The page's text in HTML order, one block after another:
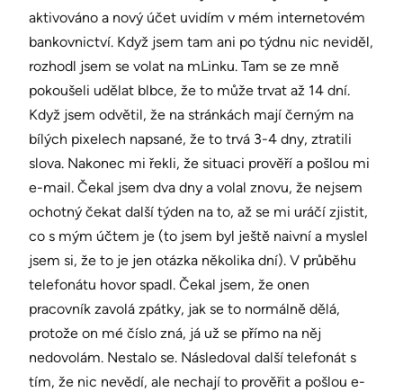
aktivováno a nový účet uvidím v mém internetovém
bankovnictví. Když jsem tam ani po týdnu nic neviděl,
rozhodl jsem se volat na mLinku. Tam se ze mně
pokoušeli udělat blbce, že to může trvat až 14 dní.
Když jsem odvětil, že na stránkách mají černým na
bílých pixelech napsané, že to trvá 3-4 dny, ztratili
slova. Nakonec mi řekli, že situaci prověří a pošlou mi
e-mail. Čekal jsem dva dny a volal znovu, že nejsem
ochotný čekat další týden na to, až se mi uráčí zjistit,
co s mým účtem je (to jsem byl ještě naivní a myslel
jsem si, že to je jen otázka několika dní). V průběhu
telefonátu hovor spadl. Čekal jsem, že onen
pracovník zavolá zpátky, jak se to normálně dělá,
protože on mé číslo zná, já už se přímo na něj
nedovolám. Nestalo se. Následoval další telefonát s
tím, že nic nevědí, ale nechají to prověřit a pošlou e-